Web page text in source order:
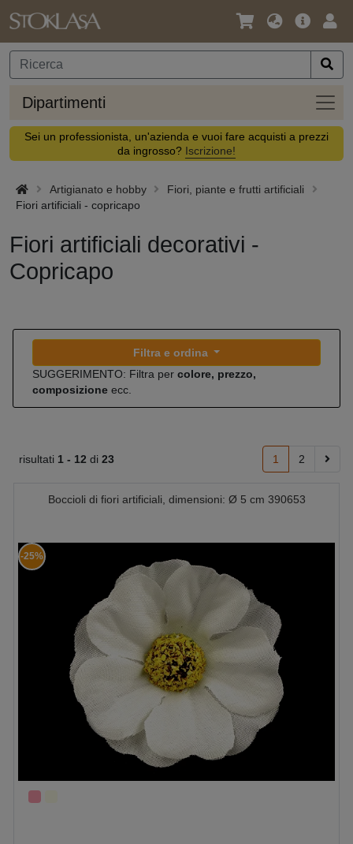
Lingua
Valuta
Offerta
Dipartimenti
Sei un professionista, un'azienda e vuoi fare acquisti a prezzi
da ingrosso? Iscrizione!
Artigianato e hobby
Fiori, piante e frutti artificiali
Fiori artificiali - copricapo
Fiori artificiali decorativi -
Copricapo
Filtra e ordina
SUGGERIMENTO: Filtra per colore, prezzo,
composizione ecc.
risultati 1 - 12 di 23 1 2
Boccioli di fiori artificiali, dimensioni: Ø 5 cm 390653
-25%